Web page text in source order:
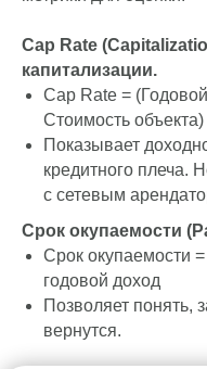
Состояние
систем может
Шаг 4. Рассчитайте
Оперируйте
метрики для оценки:
Cap Rate
капитализации.
Cap Rate =